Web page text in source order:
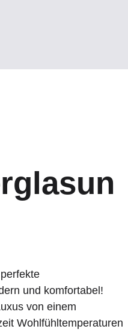
und komfortabel!
von einem
Wohlfühltemperaturen